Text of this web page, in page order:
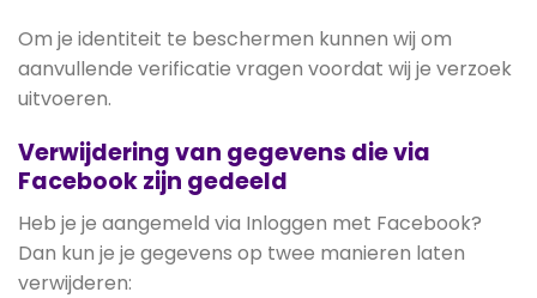
Om je identiteit te beschermen kunnen wij om
aanvullende verificatie vragen voordat wij je verzoek
uitvoeren.
Verwijdering van gegevens die via
Facebook zijn gedeeld
Heb je je aangemeld via Inloggen met Facebook?
Dan kun je je gegevens op twee manieren laten
verwijderen: